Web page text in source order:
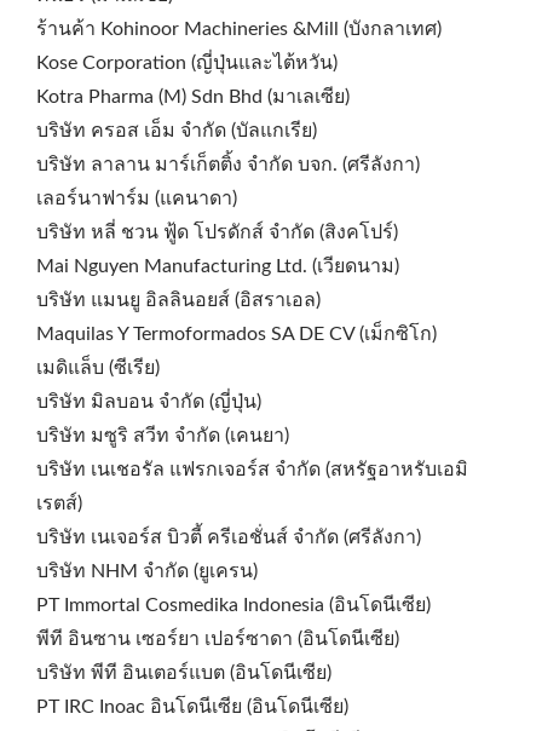
ร้านค้า Kohinoor Machineries &Mill (บังกลาเทศ)
Kose Corporation (ญี่ปุ่นและไต้หวัน)
Kotra Pharma (M) Sdn Bhd (มาเลเซีย)
บริษัท ครอส เอ็ม จำกัด (บัลแกเรีย)
บริษัท ลาลาน มาร์เก็ตติ้ง จำกัด บจก. (ศรีลังกา)
เลอร์นาฟาร์ม (แคนาดา)
บริษัท หลี่ ชวน ฟู้ด โปรดักส์ จำกัด (สิงคโปร์)
Mai Nguyen Manufacturing Ltd. (เวียดนาม)
บริษัท แมนยู อิลลินอยส์ (อิสราเอล)
Maquilas Y Termoformados SA DE CV (เม็กซิโก)
เมดิแล็บ (ซีเรีย)
บริษัท มิลบอน จำกัด (ญี่ปุ่น)
บริษัท มซูริ สวีท จำกัด (เคนยา)
บริษัท เนเชอรัล แฟรกเจอร์ส จำกัด (สหรัฐอาหรับเอมิ
เรตส์)
บริษัท เนเจอร์ส บิวตี้ ครีเอชั่นส์ จำกัด (ศรีลังกา)
บริษัท NHM จำกัด (ยูเครน)
PT Immortal Cosmedika Indonesia (อินโดนีเซีย)
พีที อินซาน เซอร์ยา เปอร์ซาดา (อินโดนีเซีย)
บริษัท พีที อินเตอร์แบต (อินโดนีเซีย)
PT IRC Inoac อินโดนีเซีย (อินโดนีเซีย)